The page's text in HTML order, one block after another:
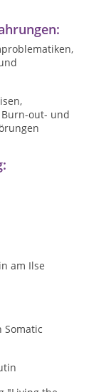
out- und
am Ilse
Somatic